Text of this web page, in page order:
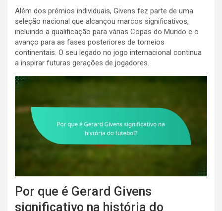
Além dos prémios individuais, Givens fez parte de uma
seleção nacional que alcançou marcos significativos,
incluindo a qualificação para várias Copas do Mundo e o
avanço para as fases posteriores de torneios
continentais. O seu legado no jogo internacional continua
a inspirar futuras gerações de jogadores.
Por que é Gerard Givens
significativo na história do